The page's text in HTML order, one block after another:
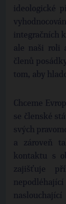
ideologické
integračních
ale naši roli
členů
tom, aby
Chceme
se členské
svých
a zároveň
kontaktu s
zajišťuje